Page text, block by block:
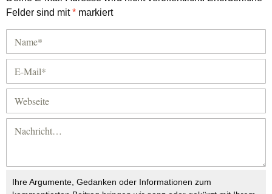
Felder sind mit* markiert
Ihre Argumente, Gedanken oder Informationen zum